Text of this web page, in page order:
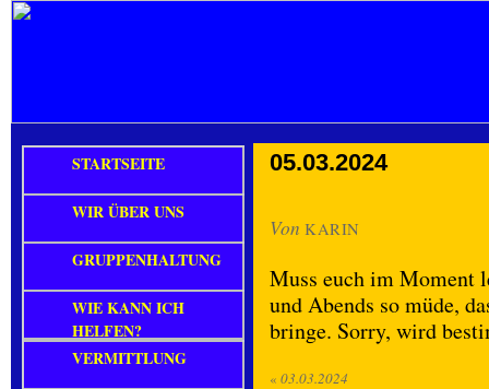
05.03.2024
Von KARIN
Muss euch im Moment
und Abends so müde,
bringe. Sorry, wird
« 03.03.2024
STARTSEITE
WIR ÜBER UNS
GRUPPENHALTUNG
WIE KANN ICH
HELFEN?
VERMITTLUNG